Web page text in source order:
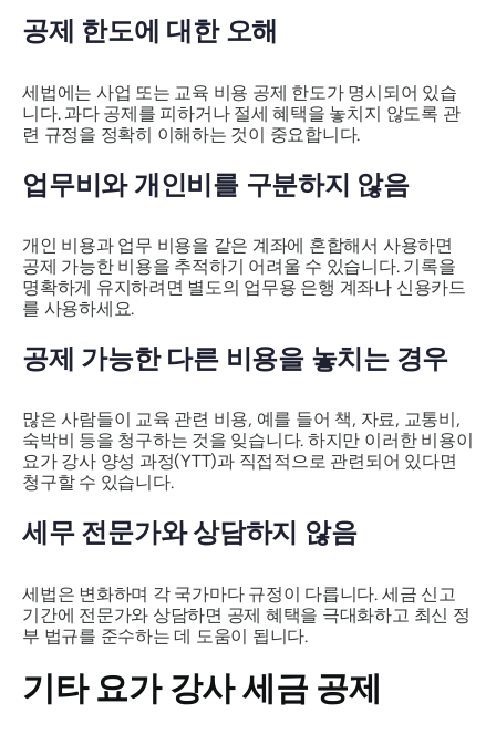
공제 한도에 대한 오해
세법에는 사업 또는 교육 비용 공제 한도가 명시되어 있습
니다. 과다 공제를 피하거나 절세 혜택을 놓치지 않도록 관
련 규정을 정확히 이해하는 것이 중요합니다.
업무비와 개인비를 구분하지 않음
개인 비용과 업무 비용을 같은 계좌에 혼합해서 사용하면
공제 가능한 비용을 추적하기 어려울 수 있습니다. 기록을
명확하게 유지하려면 별도의 업무용 은행 계좌나 신용카드
를 사용하세요.
공제 가능한 다른 비용을 놓치는 경우
많은 사람들이 교육 관련 비용, 예를 들어 책, 자료, 교통비,
숙박비 등을 청구하는 것을 잊습니다. 하지만 이러한 비용이
요가 강사 양성 과정(YTT)과 직접적으로 관련되어 있다면
청구할 수 있습니다.
세무 전문가와 상담하지 않음
세법은 변화하며 각 국가마다 규정이 다릅니다. 세금 신고
기간에 전문가와 상담하면 공제 혜택을 극대화하고 최신 정
부 법규를 준수하는 데 도움이 됩니다.
기타 요가 강사 세금 공제